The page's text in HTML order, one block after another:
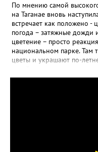
По мнению самой
на Таганае вновь
встречает как положено -
погода – затяжные дожди
цветение – просто
национальном парке. Там
цветы и украшают по-
силы перед долгой